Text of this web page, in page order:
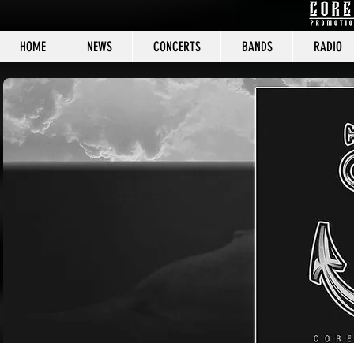
HOME NEWS CONCERTS BANDS RADIO
CORE